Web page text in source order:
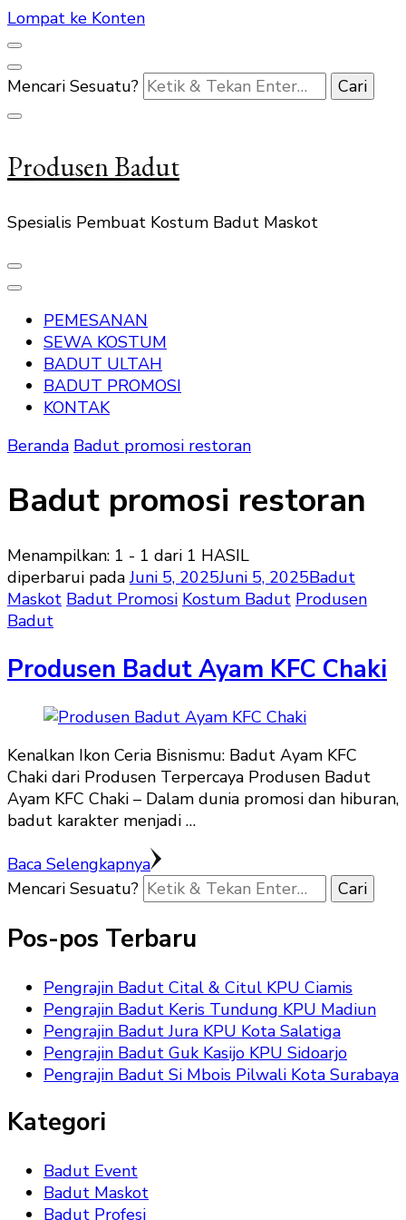
Lompat ke Konten
Mencari Sesuatu?
Produsen Badut
Spesialis Pembuat Kostum Badut Maskot
PEMESANAN
SEWA KOSTUM
BADUT ULTAH
BADUT PROMOSI
KONTAK
Beranda Badut promosi restoran
Badut promosi restoran
Menampilkan: 1 - 1 dari 1 HASIL
diperbarui padaJuni 5, 2025Juni 5, 2025Badut
Maskot Badut Promosi Kostum Badut Produsen
Badut
Produsen Badut Ayam KFC Chaki
Kenalkan Ikon Ceria Bisnismu: Badut Ayam KFC
Chaki dari Produsen Terpercaya Produsen Badut
Ayam KFC Chaki – Dalam dunia promosi dan hiburan,
badut karakter menjadi …
Baca Selengkapnya
Mencari Sesuatu?
Pos-pos Terbaru
Pengrajin Badut Cital & Citul KPU Ciamis
Pengrajin Badut Keris Tundung KPU Madiun
Pengrajin Badut Jura KPU Kota Salatiga
Pengrajin Badut Guk Kasijo KPU Sidoarjo
Pengrajin Badut Si Mbois Pilwali Kota Surabaya
Kategori
Badut Event
Badut Maskot
Badut Profesi